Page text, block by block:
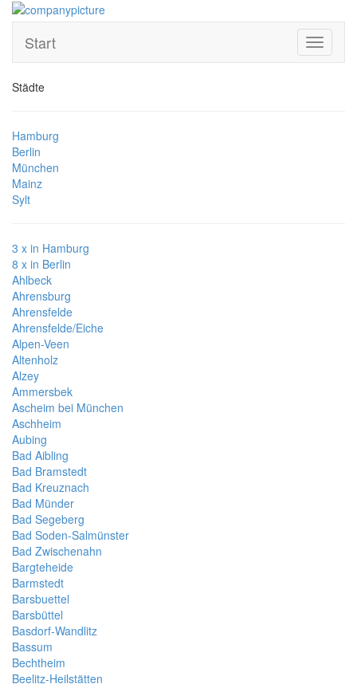
Toggle
Start
Städte
Hamburg
Berlin
München
Mainz
Sylt
3 x in Hamburg
8 x in Berlin
Ahlbeck
Ahrensburg
Ahrensfelde
Ahrensfelde/Eiche
Alpen-Veen
Altenholz
Alzey
Ammersbek
Ascheim bei München
Aschheim
Aubing
Bad Aibling
Bad Bramstedt
Bad Kreuznach
Bad Münder
Bad Segeberg
Bad Soden-Salmünster
Bad Zwischenahn
Bargteheide
Barmstedt
Barsbuettel
Barsbüttel
Basdorf-Wandlitz
Bassum
Bechtheim
Beelitz-Heilstätten